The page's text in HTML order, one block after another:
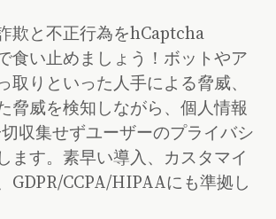
欺と不正行為をhCaptcha
食い止めましょう！ボットやア
取りといった人手による脅威、
脅威を検知しながら、個人情報
切収集せずユーザーのプライバシ
ます。素早い導入、カスタマイ
GDPR/CCPA/HIPAAにも準拠し